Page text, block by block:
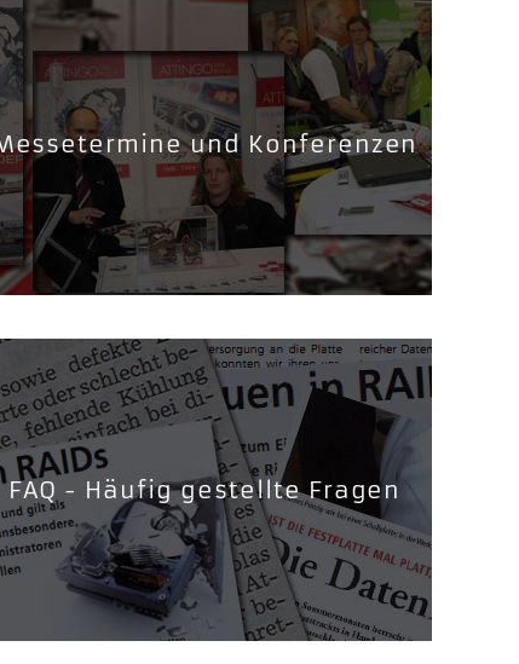
und Konferenzen
FAQ - Häufig gestellte Fragen